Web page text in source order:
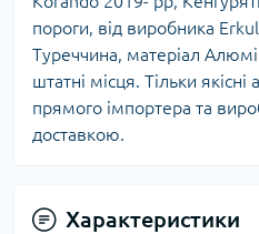
пороги, від виробника
Туреччина, матеріал
штатні місця. Тільки якісні
прямого імпортера та
доставкою.
Характеристики